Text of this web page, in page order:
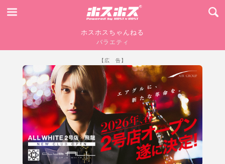
ホスホスちゃんねる
バラエティ
【広 告】